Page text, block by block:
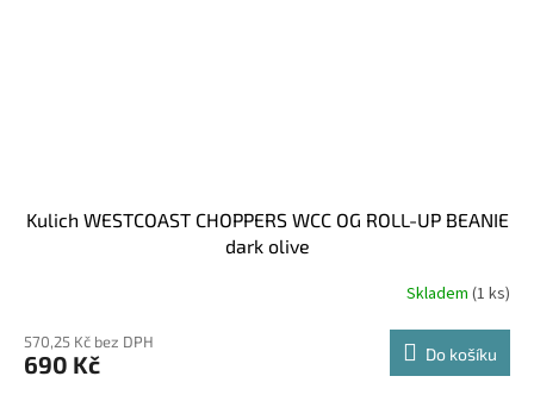
Kulich WESTCOAST CHOPPERS WCC OG ROLL-UP BEANIE
dark olive
Skladem (1 ks)
570,25 Kč bez DPH
690 Kč Do košíku